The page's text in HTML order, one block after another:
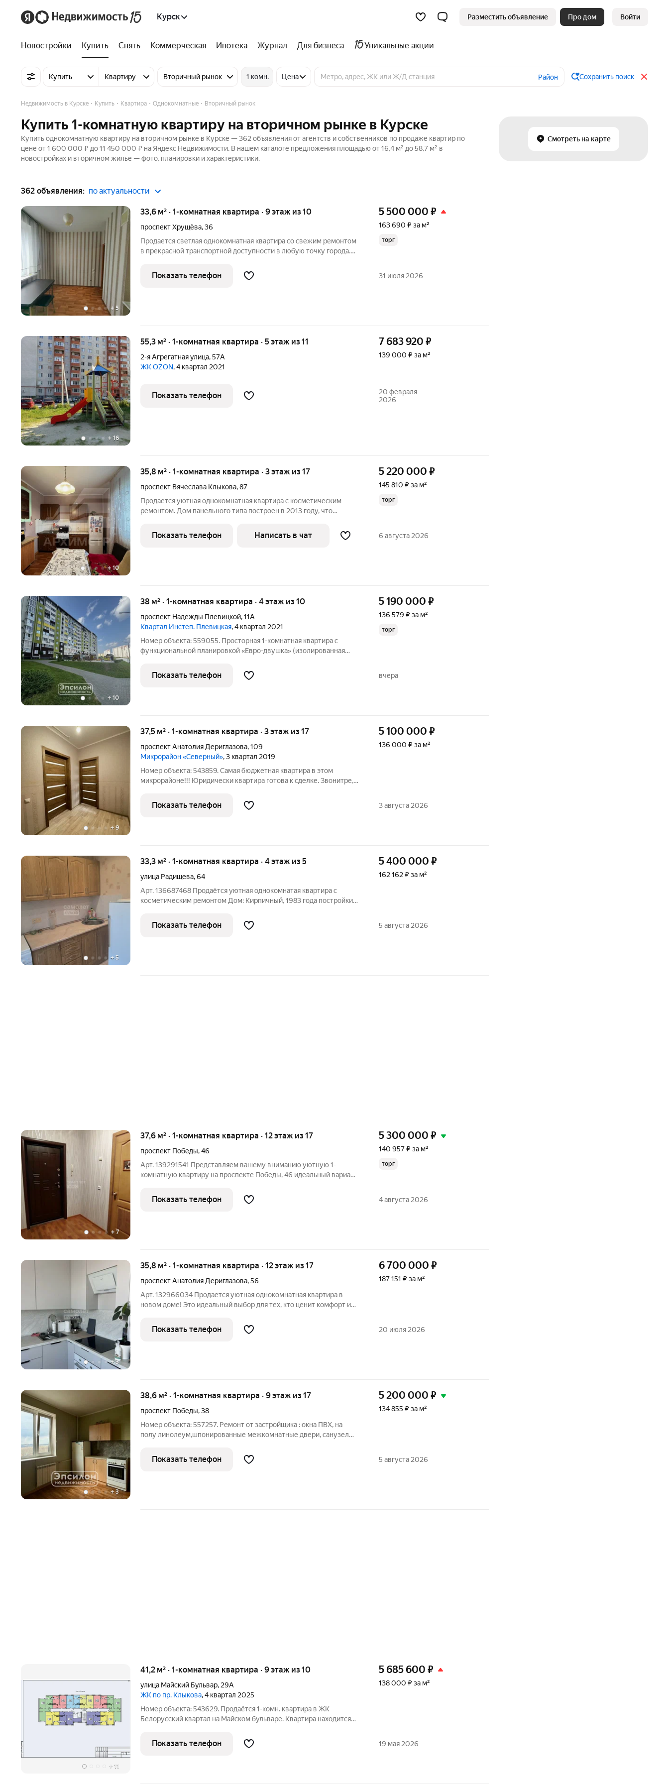
Курск Разместить объявление Про дом Войти
Новостройки Купить Снять Коммерческая Ипотека Журнал Для бизнеса Уникальные акции
Купить Квартиру Вторичный рынок 1 комн. Цена Район Сохранить поиск
Смотреть на карте
Недвижимость в Курске Купить Квартира Однокомнатные Вторичный рынок
Купить 1-комнатную квартиру на вторичном рынке в Курске
Купить однокомнатную квартиру на вторичном рынке в Курске — 362 объявления от агентств и собственников по продаже квартир по
цене от 1 600 000 ₽ до 11 450 000 ₽ на Яндекс Недвижимости. В нашем каталоге предложения площадью от 16,4 м² до 58,7 м² в
новостройках и вторичном жилье — фото, планировки и характеристики.
362 объявления: по актуальности
+5
33,6 м² · 1-комнатная квартира · 9 этаж из 10
проспект Хрущёва,36
Продается светлая однокомнатная квартира со свежим ремонтом
в прекрасной транспортной доступности в любую точку города.
год, комфортную температуру батарей и значительную экономию
5 500 000 ₽
163 690 ₽ за м²
торг
Показать телефон 31 июля 2026
+ 16
55,3 м² · 1-комнатная квартира · 5 этаж из 11
2-я Агрегатная улица,57А
ЖК OZON, 4 квартал 2021
7 683 920 ₽
139 000 ₽ за м²
Показать телефон
20 февраля
2026
+10
35,8 м² · 1-комнатная квартира · 3 этаж из 17
проспект Вячеслава Клыкова,87
Продается уютная однокомнатная квартира с косметическим
ремонтом. Дом панельного типа построен в 2013 году, что
проживания. Окна выходят во двор, где расположена детская
площадка, создавая комфортную
5 220 000 ₽
145 810 ₽ за м²
торг
Показать телефон Написать в чат 6 августа 2026
+ 10
38 м² · 1-комнатная квартира · 4 этаж из 10
проспект Надежды Плевицкой,11А
Квартал Инстеп. Плевицкая, 4 квартал 2021
Номер объекта: 559055. Просторная 1-комнатная квартира с
функциональной планировкой «Евро-двушка» (изолированная
дома 2021 года постройки. Вблизи вся необходимая
инфраструктура: Детский сад
5 190 000 ₽
136 579 ₽ за м²
торг
Показать телефон вчера
+ 9
37,5 м² · 1-комнатная квартира · 3 этаж из 17
проспект Анатолия Дериглазова,109
Микрорайон «Северный», 3 квартал 2019
Номер объекта: 543859. Самая бюджетная квартира в этом
микрорайоне!!! Юридически квартира готова к сделке. Звонитре,
5 100 000 ₽
136 000 ₽ за м²
Показать телефон 3 августа 2026
+ 5
33,3 м² · 1-комнатная квартира · 4 этаж из 5
улица Радищева,64
Арт. 136687468 Продаётся уютная однокомнатая квартира с
косметическим ремонтом Дом: Кирпичный, 1983 года постройки.
Закрытый двор. Парковочное место за шлагбаумом. Есть газ.
Любая форма
5 400 000 ₽
162 162 ₽ за м²
Показать телефон 5 августа 2026
+ 7
37,6 м² · 1-комнатная квартира · 12 этаж из 17
проспект Победы,46
Арт. 139291541 Представляем вашему вниманию уютную 1-
комнатную квартиру на проспекте Победы, 46 идеальный вариант
квартиры: Расположена на 12 этаже, откуда открывается
спокойный вид во двор.
5 300 000 ₽
140 957 ₽ за м²
торг
Показать телефон 4 августа 2026
+3
35,8 м² · 1-комнатная квартира · 12 этаж из 17
проспект Анатолия Дериглазова,56
Арт. 132966034 Продается уютная однокомнатная квартира в
новом доме! Это идеальный выбор для тех, кто ценит комфорт и
комплексе с современными удобствами. В квартире выполнен
свежий
6 700 000 ₽
187 151 ₽ за м²
Показать телефон 20 июля 2026
+3
38,6 м² · 1-комнатная квартира · 9 этаж из 17
проспект Победы,38
Номер объекта: 557257. Ремонт от застройщика : окна ПВХ, на
полу линолеум,шпонированные межкомнатные двери, санузел
Полная стоимость в договоре. Без обременений. Подходит под
любой вид
5 200 000 ₽
134 855 ₽ за м²
Показать телефон 5 августа 2026
+ 11
41,2 м² · 1-комнатная квартира · 9 этаж из 10
улица Майский Бульвар, 29А
ЖК по пр. Клыкова, 4 квартал 2025
Номер объекта: 543629. Продаётся 1-кoмн. квартира в ЖK
Белорусский квартал на Майском бульваре. Квартира находится
панорамным остеклением, один coвмещенный сaнузел. Выcотa
пoтoлков до 2.65
5 685 600 ₽
138 000 ₽ за м²
Показать телефон 19 мая 2026